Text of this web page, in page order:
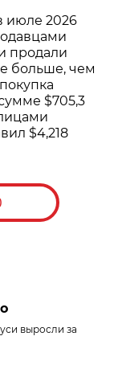
июле 2026
продали
больше, чем
$705,3
$4,218
выросли за